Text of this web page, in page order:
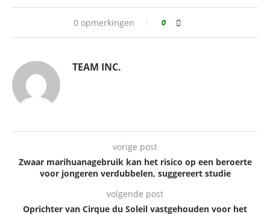
0 opmerkingen 0
TEAM INC.
vorige post
Zwaar marihuanagebruik kan het risico op een beroerte
voor jongeren verdubbelen, suggereert studie
volgende post
Oprichter van Cirque du Soleil vastgehouden voor het